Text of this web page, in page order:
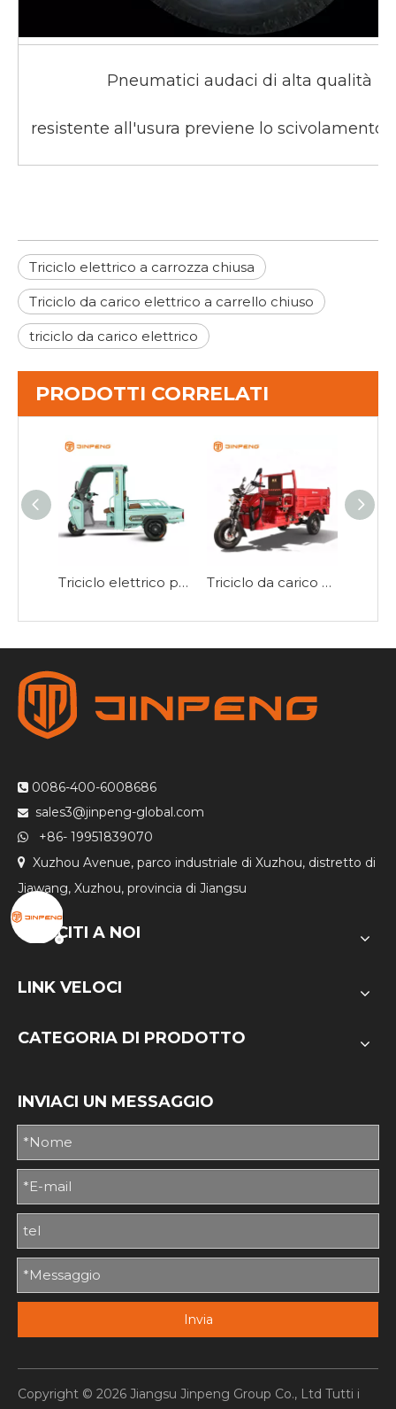
Pneumatici audaci di alta qualità
resistente all'usura previene lo scivolamento
Triciclo elettrico a carrozza chiusa
Triciclo da carico elettrico a carrello chiuso
triciclo da carico elettrico
PRODOTTI CORRELATI
Triciclo elettrico per passeggeri e merci P9 Triciclo da carico elettrico con scarico idraulico E-JB150Z
 0086-400-6008686
 sales3@jinpeng-global.com
 +86- 19951839070
 Xuzhou Avenue, parco industriale di Xuzhou, distretto di
Jiawang, Xuzhou, provincia di Jiangsu
UNISCITI A NOI
LINK VELOCI
CATEGORIA DI PRODOTTO
INVIACI UN MESSAGGIO
Invia
Copyright © 2026 Jiangsu Jinpeng Group Co., Ltd Tutti i